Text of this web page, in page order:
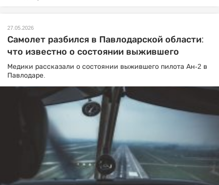
27.05.2026
Самолет разбился в Павлодарской области:
что известно о состоянии выжившего
Медики рассказали о состоянии выжившего пилота Ан-2 в
Павлодаре.